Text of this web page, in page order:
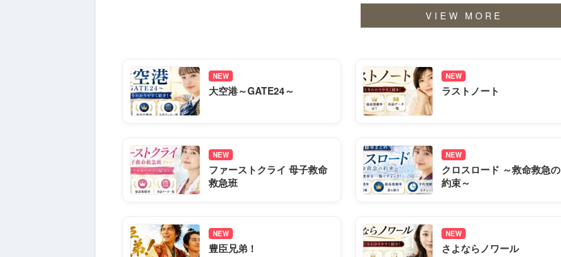
VIEW MORE
NEW
大空港～GATE24～
NEW
ラストノート
NEW
ファーストクライ 母子救命
救急班
NEW
クロスロード ～救命救急の
約束～
NEW
豊臣兄弟！
NEW
さよならノワール